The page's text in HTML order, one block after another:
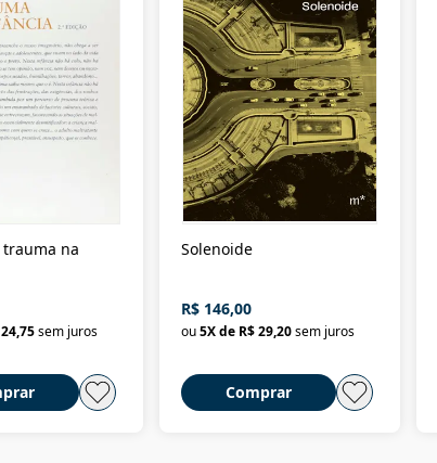
na
sem juros
Solenoide
R$ 146,00
ou5X de R$ 29,20sem juros
Comprar